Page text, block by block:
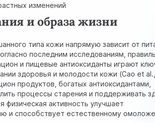
изменений
и образа жизни
типа кожи напрямую зависит от
последним исследованиям,
и пищевые антиоксиданты играют
здоровья и молодости кожи (Cao et
продуктов, богатых антиоксидантами,
процессы старения и поддерживать
физическая активность улучшает
и способствует естественному